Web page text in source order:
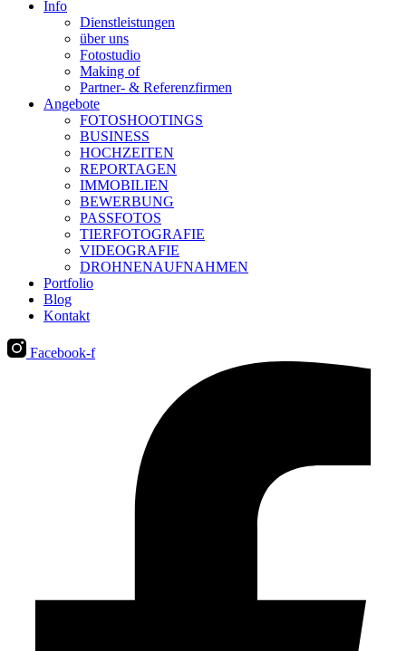
Info
Dienstleistungen
über uns
Fotostudio
Making of
Partner- & Referenzfirmen
Angebote
FOTOSHOOTINGS
BUSINESS
HOCHZEITEN
REPORTAGEN
IMMOBILIEN
BEWERBUNG
PASSFOTOS
TIERFOTOGRAFIE
VIDEOGRAFIE
DROHNENAUFNAHMEN
Portfolio
Blog
Kontakt
Facebook-f